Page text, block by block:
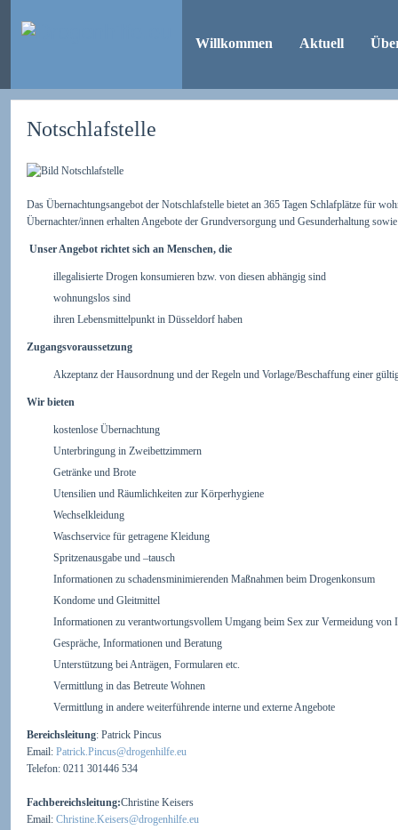
Willkommen Aktuell
Notschlafstelle
Das Übernachtungsangebot der Notschlafstelle bietet an 365 Tagen Schlafplätze für
Übernachter/innen erhalten Angebote der Grundversorgung und Gesunderhaltung
Unser Angebot richtet sich an Menschen, die
illegalisierte Drogen konsumieren bzw. von diesen abhängig sind
wohnungslos sind
ihren Lebensmittelpunkt in Düsseldorf haben
Zugangsvoraussetzung
Akzeptanz der Hausordnung und der Regeln und Vorlage/Beschaffung einer
Wir bieten
kostenlose Übernachtung
Unterbringung in Zweibettzimmern
Getränke und Brote
Utensilien und Räumlichkeiten zur Körperhygiene
Wechselkleidung
Waschservice für getragene Kleidung
Spritzenausgabe und –tausch
Informationen zu schadensminimierenden Maßnahmen beim Drogenkonsum
Kondome und Gleitmittel
Informationen zu verantwortungsvollem Umgang beim Sex zur Vermeidung von
Gespräche, Informationen und Beratung
Unterstützung bei Anträgen, Formularen etc.
Vermittlung in das Betreute Wohnen
Vermittlung in andere weiterführende interne und externe Angebote
Bereichsleitung: Patrick Pincus
Email: Patrick.Pincus@drogenhilfe.eu
Telefon: 0211 301446 534
Fachbereichsleitung:Christine Keisers
Email: Christine.Keisers@drogenhilfe.eu